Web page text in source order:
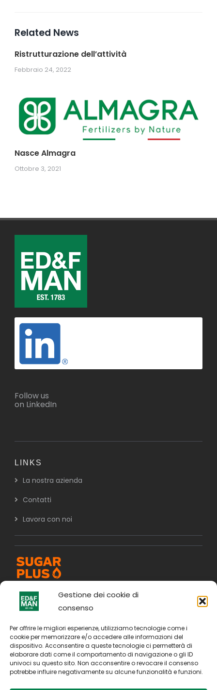
Gestione dei cookie di
consenso
Per offrire le migliori esperienze, utilizziamo tecnologie come i
cookie per memorizzare e/o accedere alle informazioni del
dispositivo. Acconsentire a queste tecnologie ci permetterà di
elaborare dati come il comportamento di navigazione o gli ID
univoci su questo sito. Non acconsentire o revocare il consenso
potrebbe influire negativamente su alcune funzionalità e funzioni.
Related News
Ristrutturazione dell’attività
Febbraio 24, 2022
Nasce Almagra
Ottobre 3, 2021
Follow us
on LinkedIn
LINKS
La nostra azienda
Contatti
Lavora con noi